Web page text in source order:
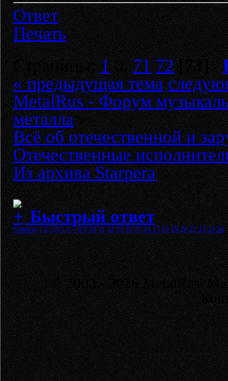
Ответ
Печать
Страницы:1 ...71 72[73]
« предыдущая тема
MetalRus - Форум
металла»
Всё об отечественной и
Отечественные
Из архива Starpera
Быстрый ответ
Sitemap 1 2 3 4 5 6 7 8 9 10 11 12 13 14 15 16 17 18 19 20 21 22 23 24
© 2003 - 2026 MetalRus.